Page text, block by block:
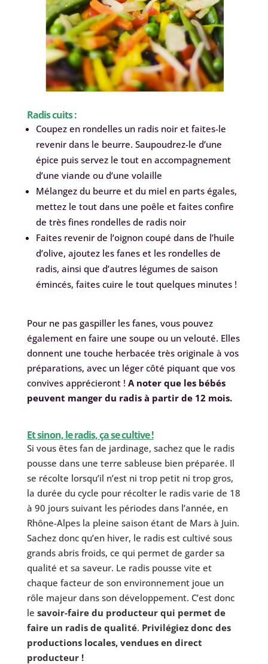
Radis cuits :
Coupez en rondelles un radis noir et faites-le
revenir dans le beurre. Saupoudrez-le d’une
épice puis servez le tout en accompagnement
d’une viande ou d’une volaille
Mélangez du beurre et du miel en parts égales,
mettez le tout dans une poêle et faites confire
de très fines rondelles de radis noir
Faites revenir de l’oignon coupé dans de l’huile
d’olive, ajoutez les fanes et les rondelles de
radis, ainsi que d’autres légumes de saison
émincés, faites cuire le tout quelques minutes !
Pour ne pas gaspiller les fanes, vous pouvez
également en faire une soupe ou un velouté. Elles
donnent une touche herbacée très originale à vos
préparations, avec un léger côté piquant que vos
convives apprécieront ! A noter que les bébés
peuvent manger du radis à partir de 12 mois.
Et sinon, le radis, ça se cultive !
Si vous êtes fan de jardinage, sachez que le radis
pousse dans une terre sableuse bien préparée. Il
se récolte lorsqu’il n’est ni trop petit ni trop gros,
la durée du cycle pour récolter le radis varie de 18
à 90 jours suivant les périodes dans l’année, en
Rhône-Alpes la pleine saison étant de Mars à Juin.
Sachez donc qu’en hiver, le radis est cultivé sous
grands abris froids, ce qui permet de garder sa
qualité et sa saveur. Le radis pousse vite et
chaque facteur de son environnement joue un
rôle majeur dans son développement. C’est donc
le savoir-faire du producteur qui permet de
faire un radis de qualité. Privilégiez donc des
productions locales, vendues en direct
producteur !